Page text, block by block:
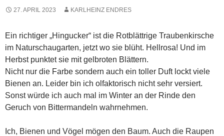
27. APRIL 2023 KARLHEINZ ENDRES
Ein richtiger „Hingucker“ ist die Rotblättrige Traubenkirsche
im Naturschaugarten, jetzt wo sie blüht. Hellrosa! Und im
Herbst punktet sie mit gelbroten Blättern.
Nicht nur die Farbe sondern auch ein toller Duft lockt viele
Bienen an. Leider bin ich olfaktorisch nicht sehr versiert.
Sonst würde ich auch mal im Winter an der Rinde den
Geruch von Bittermandeln wahrnehmen.
Ich, Bienen und Vögel mögen den Baum. Auch die Raupen